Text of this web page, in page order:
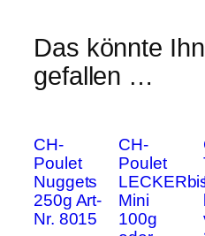
Das könnte
gefallen …
CH-
Poulet
Nuggets
250g Art-
Nr. 8015
CH-
Poulet
Mini
100g